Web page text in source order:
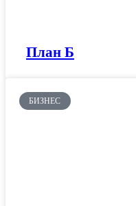
План Б‍
БИЗНЕС